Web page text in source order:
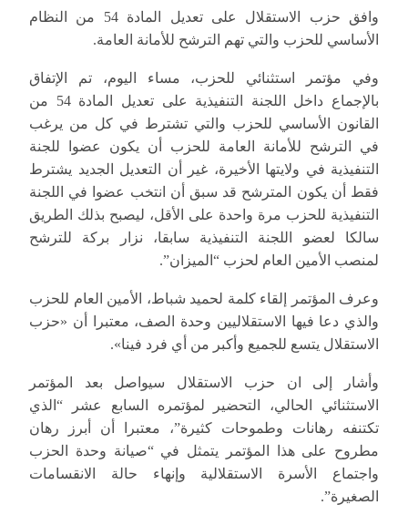
وافق حزب الاستقلال على تعديل المادة 54 من النظام
الأساسي للحزب والتي تهم الترشح للأمانة العامة.
وفي مؤتمر استثنائي للحزب، مساء اليوم، تم الإتفاق
بالإجماع داخل اللجنة التنفيذية على تعديل المادة 54 من
القانون الأساسي للحزب والتي تشترط في كل من يرغب
في الترشح للأمانة العامة للحزب أن يكون عضوا للجنة
التنفيذية في ولايتها الأخيرة، غير أن التعديل الجديد يشترط
فقط أن يكون المترشح قد سبق أن انتخب عضوا في اللجنة
التنفيذية للحزب مرة واحدة على الأقل، ليصبح بذلك الطريق
سالكا لعضو اللجنة التنفيذية سابقا، نزار بركة للترشح
لمنصب الأمين العام لحزب “الميزان”.
وعرف المؤتمر إلقاء كلمة لحميد شباط، الأمين العام للحزب
والذي دعا فيها الاستقلاليين وحدة الصف، معتبرا أن «حزب
الاستقلال يتسع للجميع وأكبر من أي فرد فينا».
وأشار إلى ان حزب الاستقلال سيواصل بعد المؤتمر
الاستثنائي الحالي، التحضير لمؤتمره السابع عشر “الذي
تكتنفه رهانات وطموحات كثيرة”، معتبرا أن أبرز رهان
مطروح على هذا المؤتمر يتمثل في “صيانة وحدة الحزب
واجتماع الأسرة الاستقلالية وإنهاء حالة الانقسامات
الصغيرة”.